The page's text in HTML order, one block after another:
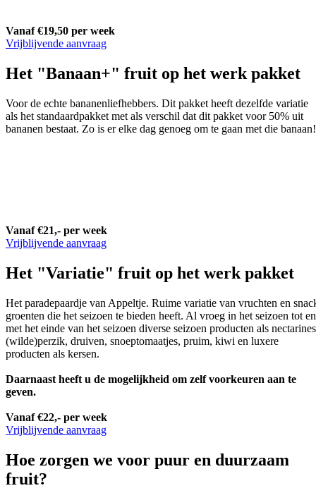
Vanaf €19,50 per week
Vrijblijvende aanvraag
Het "Banaan+" fruit op het werk pakket
Voor de echte bananenliefhebbers. Dit pakket heeft dezelfde variatie
als het standaardpakket met als verschil dat dit pakket voor 50% uit
bananen bestaat. Zo is er elke dag genoeg om te gaan met die banaan!
Vanaf €21,- per week
Vrijblijvende aanvraag
Het "Variatie" fruit op het werk pakket
Het paradepaardje van Appeltje. Ruime variatie van vruchten en
groenten die het seizoen te bieden heeft. Al vroeg in het seizoen tot en
met het einde van het seizoen diverse seizoen producten als
(wilde)perzik, druiven, snoeptomaatjes, pruim, kiwi en luxere
producten als kersen.
Daarnaast heeft u de mogelijkheid om zelf voorkeuren aan te
geven.
Vanaf €22,- per week
Vrijblijvende aanvraag
Hoe zorgen we voor puur en duurzaam
fruit?